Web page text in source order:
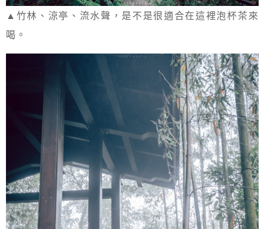
▲竹林、涼亭、流水聲，是不是很適合在這裡泡杯茶來
喝。